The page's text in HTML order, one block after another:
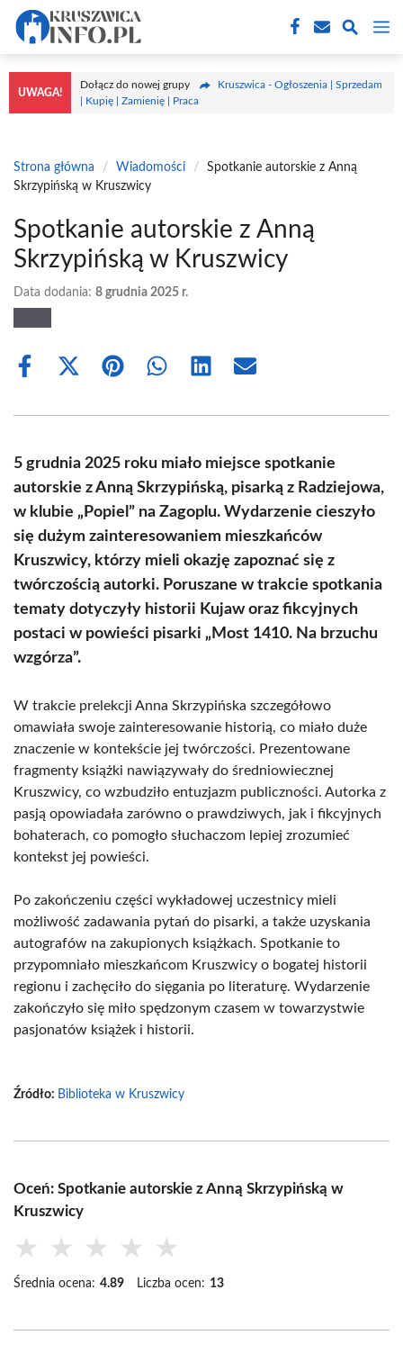
Przejdź
treści
UWAGA!
Dołącz do nowej grupy
Kruszwica - Ogłoszenia | Sprzedam
| Kupię | Zamienię | Praca
Strona główna / Wiadomości /
Spotkanie autorskie z Anną
Skrzypińską w Kruszwicy
Spotkanie autorskie z Anną
Skrzypińską w Kruszwicy
Data dodania: 8 grudnia 2025 r.
Share
Share
(Twitter)
Share Share Share Share
5 grudnia 2025 roku miało miejsce spotkanie
autorskie z Anną Skrzypińską, pisarką z Radziejowa,
w klubie „Popiel” na Zagoplu. Wydarzenie cieszyło
się dużym zainteresowaniem mieszkańców
Kruszwicy, którzy mieli okazję zapoznać się z
twórczością autorki. Poruszane w trakcie spotkania
tematy dotyczyły historii Kujaw oraz fikcyjnych
postaci w powieści pisarki „Most 1410. Na brzuchu
wzgórza”.
W trakcie prelekcji Anna Skrzypińska szczegółowo
omawiała swoje zainteresowanie historią, co miało duże
znaczenie w kontekście jej twórczości. Prezentowane
fragmenty książki nawiązywały do średniowiecznej
Kruszwicy, co wzbudziło entuzjazm publiczności. Autorka z
pasją opowiadała zarówno o prawdziwych, jak i fikcyjnych
bohaterach, co pomogło słuchaczom lepiej zrozumieć
kontekst jej powieści.
Po zakończeniu części wykładowej uczestnicy mieli
możliwość zadawania pytań do pisarki, a także uzyskania
autografów na zakupionych książkach. Spotkanie to
przypomniało mieszkańcom Kruszwicy o bogatej historii
regionu i zachęciło do sięgania po literaturę. Wydarzenie
zakończyło się miło spędzonym czasem w towarzystwie
pasjonatów książek i historii.
Źródło: Biblioteka w Kruszwicy
Oceń: Spotkanie autorskie z Anną Skrzypińską w
Kruszwicy
★ ★ ★ ★ ★
Średnia ocena: 4.89 Liczba ocen: 13